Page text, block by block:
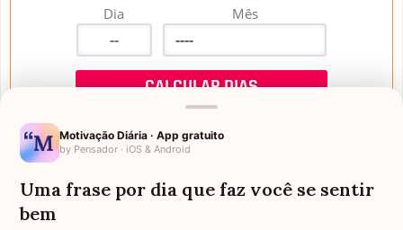
Dia Mês
Mensagens de Aniversário
Motivação Diária · App gratuito
by Pensador · iOS & Android
Uma frase por dia que faz você se sentir
bem